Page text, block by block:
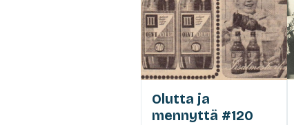
Olutta ja
mennyttä #120